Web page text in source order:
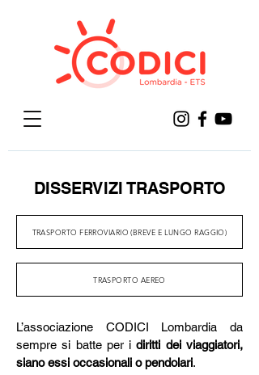
DISSERVIZI TRASPORTO
TRASPORTO FERROVIARIO (BREVE E LUNGO RAGGIO)
TRASPORTO AEREO
L’associazione CODICI Lombardia da
sempre si batte per idiritti dei viaggiatori,
siano essi occasionali o pendolari.